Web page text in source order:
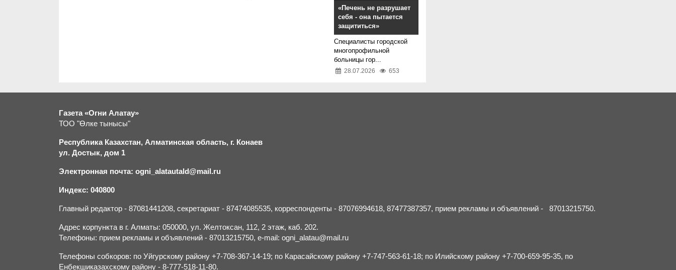
«Печень не разрушает
себя - она пытается
защититься»
Специалисты городской
многопрофильной
больницы гор...
28.07.2026 653
Газета «Огни Алатау»
ТОО "Өлке тынысы"
Республика Казахстан, Алматинская область, г. Конаев
ул. Достык, дом 1
Электронная почта: ogni_alatautald@mail.ru
Индекс: 040800
Главный редактор - 87081441208, секретариат - 87474085535, корреспонденты - 87076994618, 87477387357, прием рекламы и объявлений - 87013215750.
Адрес корпункта в г. Алматы: 050000, ул. Желтоксан, 112, 2 этаж, каб. 202.
Телефоны: прием рекламы и объявлений - 87013215750, e-mail: ogni_alatau@mail.ru
Телефоны собкоров: по Уйгурскому району +7-708-367-14-19; по Карасайскому району +7-747-563-61-18; по Илийскому району +7-700-659-95-35, по
Енбекшиказахскому району - 8-777-518-11-80.